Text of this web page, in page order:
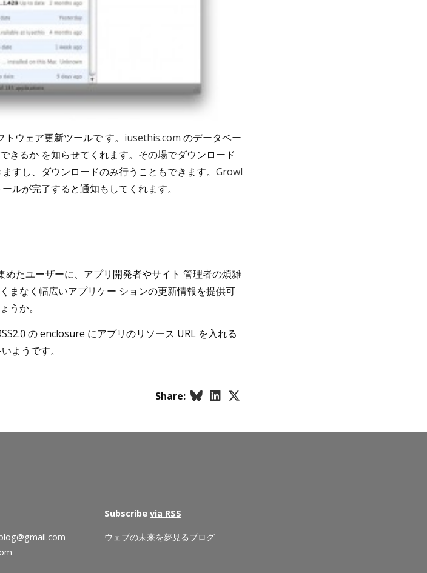
ウェア更新ツールで す。 iusethis.com のデータベー
きるか を知らせてくれます。その場でダウンロード
すし、ダウンロードのみ行うこともできます。 Growl
ルが完了すると通知もしてくれます。
めたユーザーに、アプリ開発者やサイト 管理者の煩雑
まなく幅広いアプリケー ションの更新情報を提供可
うか。
の enclosure にアプリのリソース URL を入れる
ようです。
Share:
Subscribevia RSS
ウェブの未来を夢見るブログ